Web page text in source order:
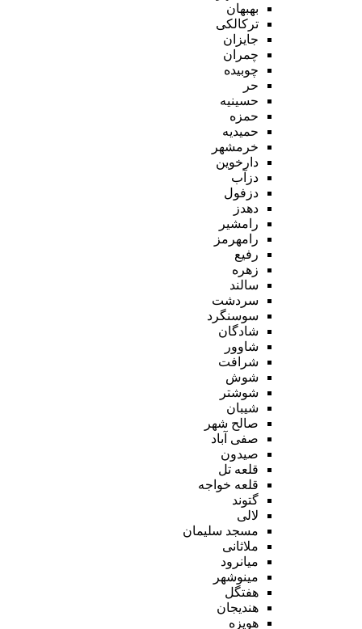
بهبهان
ترکالکی
جایزان
چمران
چوبیده
حر
حسینیه
حمزه
حمیدیه
خرمشهر
دارخوین
دزآب
دزفول
دهدز
رامشیر
رامهرمز
رفیع
زهره
سالند
سردشت
سوسنگرد
شادگان
شاوور
شرافت
شوش
شوشتر
شیبان
صالح شهر
صفی آباد
صیدون
قلعه تل
قلعه خواجه
گتوند
لالی
مسجد سلیمان
ملاثانی
میانرود
مینوشهر
هفتگل
هندیجان
هویزه